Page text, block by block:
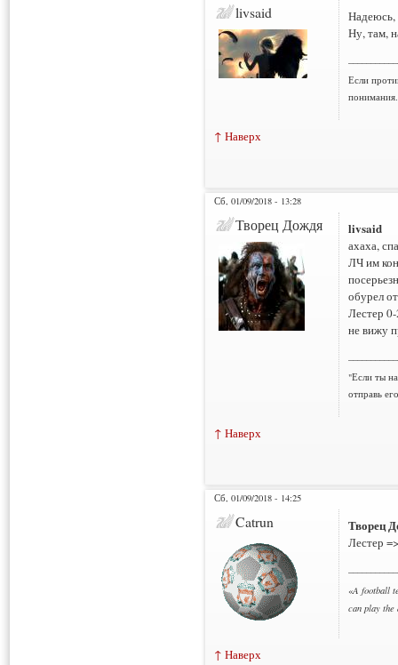
livsaid
Надеюсь,
Ну, там,
Если
понимания.
↑ Наверх
Сб, 01/09/2018 - 13:28
Творец Дождя livsaid
ахаха,
ЛЧ им
обурел
Лестер
не вижу
"Если ты
отправь
↑ Наверх
Сб, 01/09/2018 - 14:25
Catrun Творец
Лестер
«A football
can play the
↑ Наверх